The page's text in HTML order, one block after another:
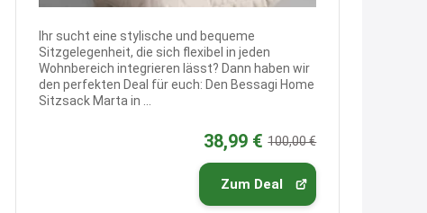
Ihr sucht eine stylische und bequeme
Sitzgelegenheit, die sich flexibel in jeden
Wohnbereich integrieren lässt? Dann haben wir
den perfekten Deal für euch: Den Bessagi Home
Sitzsack Marta in ...
38,99 € 100,00 €
Zum Deal
Joachim
An 01.08. / Sensodyne Rabatt 3€
/ max. 15.000www.erlebe-
haleon.de/#aktuelle...
Gratis medizinische Zahncreme